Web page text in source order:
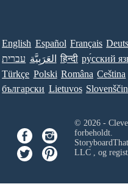
English Español Français
עברית العَرَبِيَّة हिन्दी ру́сский
Türkçe Polski Româna Ceština
български Lietuvos
© 2026 -
forbeholdt.
LLC, og